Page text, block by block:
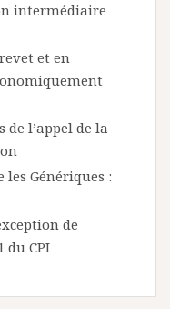
intermédiaire
et en
l’appel de la
les Génériques :
de
du CPI